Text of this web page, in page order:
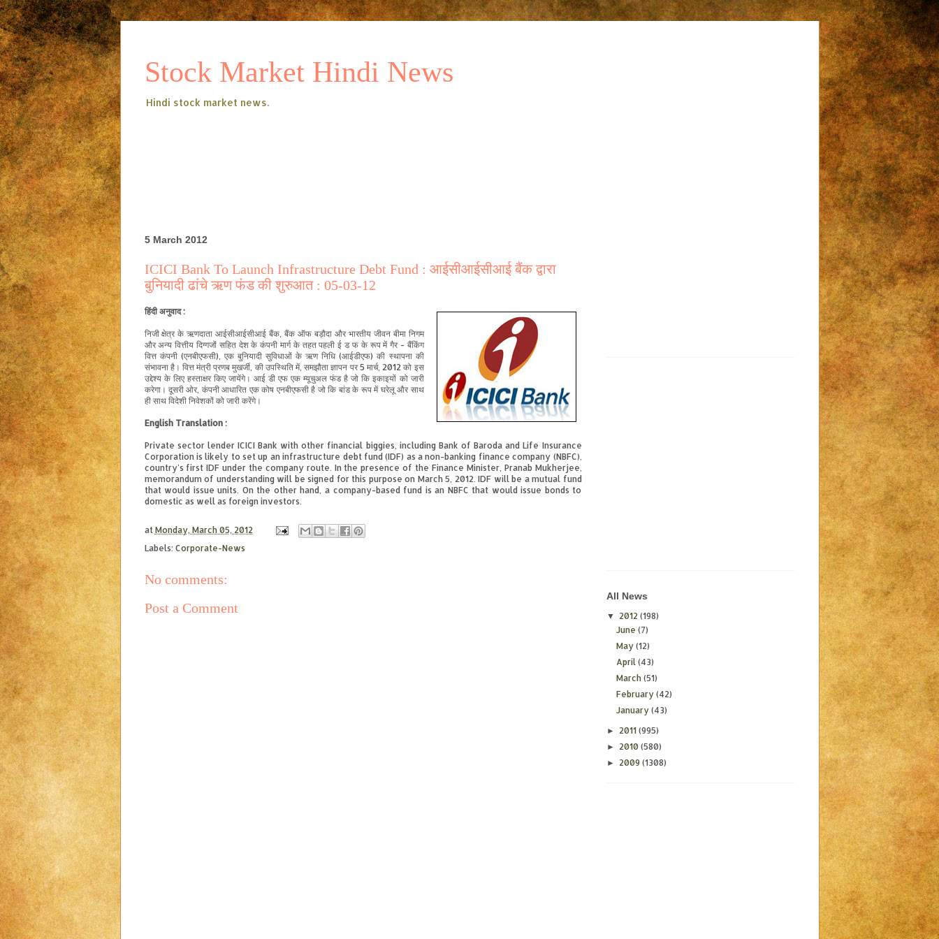
Stock Market Hindi News
Hindi stock market news.
5 March 2012
ICICI Bank To Launch Infrastructure Debt Fund : आईसीआईसीआई बैंक द्वारा
बुनियादी ढांचे ऋण फंड की शुरुआत : 05-03-12
हिंदी अनुवाद:
निजी क्षेत्र के ऋणदाता आईसीआईसीआई बैंक,बैंक ऑफ बड़ौदा और भारतीय जीवन बीमा निगम
और अन्य वित्तीय दिग्गजों सहित देश के कंपनी मार्ग के तहत पहली ई ड फ के रूप में गैर- बैंकिंग
वित्त कंपनी(एनबीएफसी), एक बुनियादी सुविधाओं के ऋण निधि (आईडीएफ)की स्थापना की
संभावना है। वित्त मंत्री प्रणब मुखर्जी, की उपस्थिति में,समझौता ज्ञापन पर5 मार्च, 2012को इस
उद्देश्य के लिए हस्ताक्षर किए जायेंगे। आई डी एफ एक म्यूचुअल फंड है जो कि इकाइयों को जारी
करेगा। दूसरी ओर, कंपनी आधारित एक कोष एनबीएफसी है जो कि बांड के रूप में घरेलू और साथ
ही साथ विदेशी निवेशकों को जारी करेंगे।
English Translation :
Private sector lender ICICI Bank with other financial biggies, including Bank of Baroda and Life Insurance
Corporation is likely to set up an infrastructure debt fund (IDF) as a non-banking finance company (NBFC),
country's first IDF under the company route. In the presence of the Finance Minister, Pranab Mukherjee,
memorandum of understanding will be signed for this purpose on March 5, 2012. IDF will be a mutual fund
that would issue units. On the other hand, a company-based fund is an NBFC that would issue bonds to
domestic as well as foreign investors.
at Monday, March 05, 2012
Labels: Corporate-News
No comments:
Post a Comment
All News
▼ 2012 (198)
June (7)
May (12)
April (43)
March (51)
February (42)
January (43)
► 2011 (995)
► 2010 (580)
► 2009 (1308)